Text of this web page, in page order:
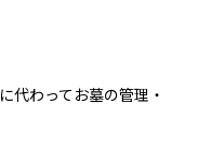
代わってお墓の管理・